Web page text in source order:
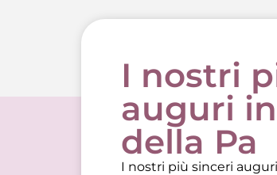
I nostri
auguri
della Pa
I nostri più sinceri